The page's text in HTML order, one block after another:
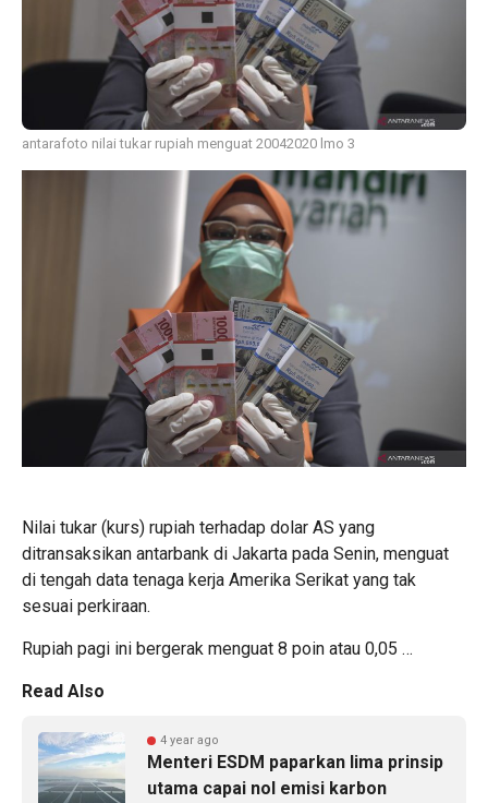
antarafoto nilai tukar rupiah menguat 20042020 lmo 3
Nilai tukar (kurs) rupiah terhadap dolar AS yang
ditransaksikan antarbank di Jakarta pada Senin, menguat
di tengah data tenaga kerja Amerika Serikat yang tak
sesuai perkiraan.
Rupiah pagi ini bergerak menguat 8 poin atau 0,05 …
Read Also
4 year ago
Menteri ESDM paparkan lima prinsip
utama capai nol emisi karbon